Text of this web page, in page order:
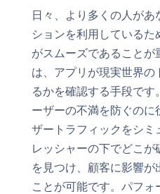
日々、より多くの人が
ションを利用している
がスムーズであることが
は、アプリが現実世界の
るかを確認する手段で
ーザーの不満を防ぐの
ザートラフィックをシ
レッシャーの下でどこ
を見つけ、顧客に影響
ことが可能です。パフ